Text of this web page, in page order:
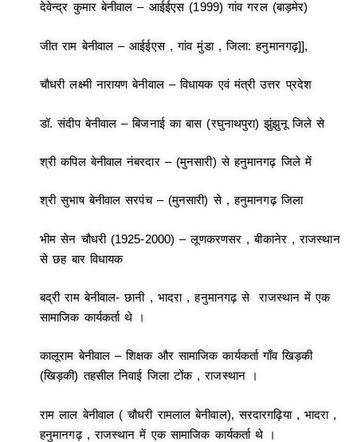
देवेन्द्र कुमार बेनीवाल – आईईएस (1999) गांव गरल (बाड़मेर)
जीत राम बेनीवाल – आईईएस , गांव मुंडा , जिला: हनुमानगढ़]],
चौधरी लक्ष्मी नारायण बेनीवाल – विधायक एवं मंत्री उत्तर प्रदेश
डॉ. संदीप बेनीवाल – बिजनाई का बास (रघुनाथपुरा) झुंझुनू जिले से
श्री कपिल बेनीवाल नंबरदार – (मुनसारी) से हनुमानगढ़ जिले में
श्री सुभाष बेनीवाल सरपंच – (मुनसारी) से , हनुमानगढ़ जिला
भीम सेन चौधरी (1925-2000) – लूणकरणसर , बीकानेर , राजस्थान
से छह बार विधायक
बद्री राम बेनीवाल- छानी , भादरा , हनुमानगढ़ से राजस्थान में एक
सामाजिक कार्यकर्ता थे ।
कालूराम बेनीवाल – शिक्षक और सामाजिक कार्यकर्ता गाँव खिड़की
(खिड़की) तहसील निवाई जिला टोंक , राजस्थान ।
राम लाल बेनीवाल ( चौधरी रामलाल बेनीवाल), सरदारगढ़िया , भादरा ,
हनुमानगढ़ , राजस्थान में एक सामाजिक कार्यकर्ता थे ।